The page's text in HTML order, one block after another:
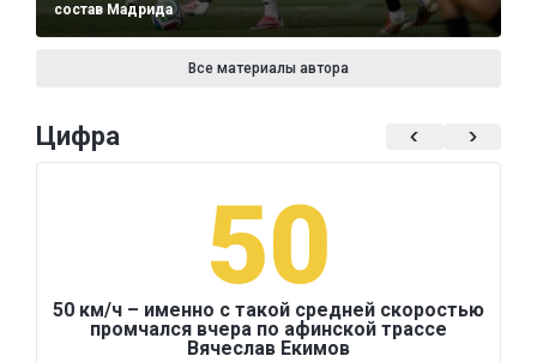
состав Мадрида
Все материалы автора
Цифра
50
50 км/ч – именно с такой средней скоростью
промчался вчера по афинской трассе
Вячеслав Екимов